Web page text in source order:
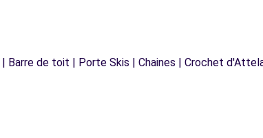
Barre de toit | Porte Skis | Chaines | Crochet